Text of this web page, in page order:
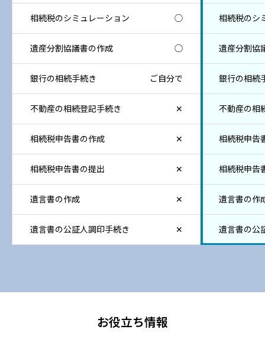
相続税のシミュレーション ◯
遺産分割協議書の作成 ◯
銀行の相続手続き ご自分で
不動産の相続登記手続き ✕
相続税申告書の作成 ✕
相続税申告書の提出 ✕
遺言書の作成 ✕
遺言書の公証人調印手続き ✕
相続税のシ
遺産分割協
銀行の相続
不動産の相
相続税申告
相続税申告
遺言書の作
遺言書の公
お役立ち情報